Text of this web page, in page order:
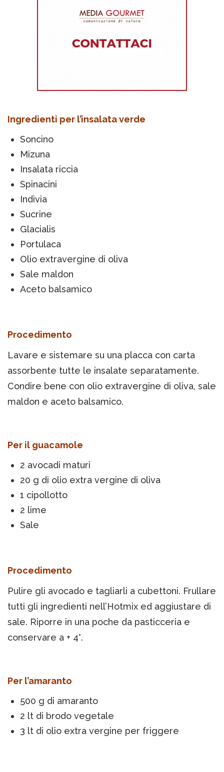
Ingredienti per l’insalata verde
Soncino
Mizuna
Insalata riccia
Spinacini
Indivia
Sucrine
Glacialis
Portulaca
Olio extravergine di oliva
Sale maldon
Aceto balsamico
Procedimento
Lavare e sistemare su una placca con carta
assorbente tutte le insalate separatamente.
Condire bene con olio extravergine di oliva, sale
maldon e aceto balsamico.
Per il guacamole
2 avocadi maturi
20 g di olio extra vergine di oliva
1 cipollotto
2 lime
Sale
Procedimento
Pulire gli avocado e tagliarli a cubettoni. Frullare
tutti gli ingredienti nell’Hotmix ed aggiustare di
sale. Riporre in una poche da pasticceria e
conservare a + 4°.
Per l’amaranto
500 g di amaranto
2 lt di brodo vegetale
3 lt di olio extra vergine per friggere